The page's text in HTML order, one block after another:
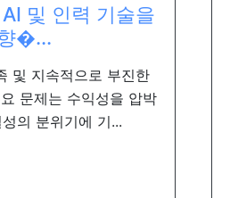
및 인력 기술을
�...
및 지속적으로 부진한
문제는 수익성을 압박
의 분위기에 기...